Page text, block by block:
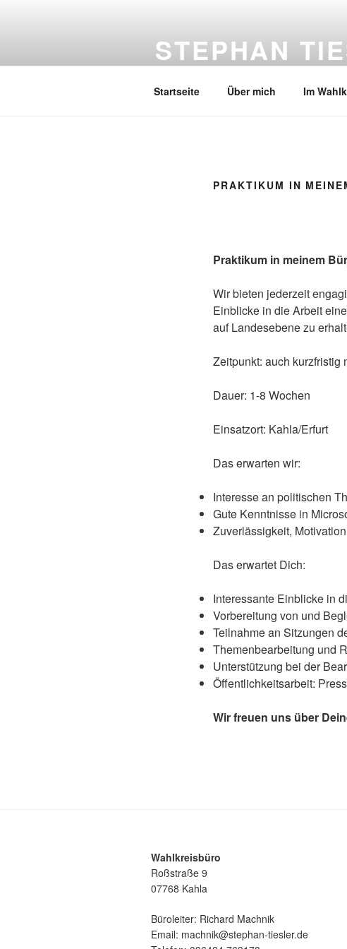
STEPHAN
Startseite Über mich Im
PRAKTIKUM IN
Praktikum in meinem
Wir bieten jederzeit
Einblicke in die Arbeit
auf Landesebene zu
Zeitpunkt: auch kurzfristig
Dauer: 1-8 Wochen
Einsatzort: Kahla/Erfurt
Das erwarten wir:
Interesse an politischen
Gute Kenntnisse in
Zuverlässigkeit,
Das erwartet Dich:
Interessante Einblicke in
Vorbereitung von und
Teilnahme an Sitzungen
Themenbearbeitung und
Unterstützung bei der
Öffentlichkeitsarbeit:
Wir freuen uns über
Wahlkreisbüro
Roßstraße 9
07768 Kahla
Büroleiter: Richard Machnik
Email: machnik@stephan-tiesler.de